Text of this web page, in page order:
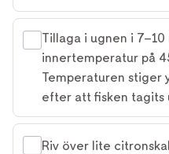
Tillaga i ugnen i
innertemperatur på
Temperaturen stiger
efter att fisken tagits
Riv över lite